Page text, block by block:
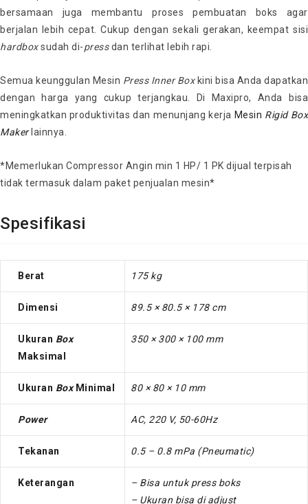
bersamaan juga membantu proses pembuatan boks agar
berjalan lebih cepat. Cukup dengan sekali gerakan, keempat sisi
hardboxsudah di-pressdan terlihat lebih rapi.
Semua keunggulan Mesin Press Inner Boxkini bisa Anda dapatkan
dengan harga yang cukup terjangkau. Di Maxipro, Anda bisa
meningkatkan produktivitas dan menunjang kerja Mesin Rigid Box
Makerlainnya.
*Memerlukan Compressor Angin min 1 HP/ 1 PK dijual terpisah
tidak termasuk dalam paket penjualan mesin*
Spesifikasi
Berat 175 kg
Dimensi 89.5 × 80.5 × 178 cm
Ukuran Box
Maksimal
350 × 300 × 100 mm
Ukuran BoxMinimal 80 × 80 × 10 mm
Power AC, 220 V, 50-60Hz
Tekanan 0.5 – 0.8 mPa (Pneumatic)
Keterangan
– Bisa untuk press boks
– Ukuran bisa di adjust